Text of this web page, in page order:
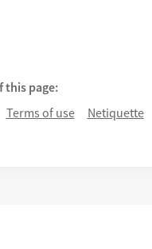
this page:
Terms of use Netiquette